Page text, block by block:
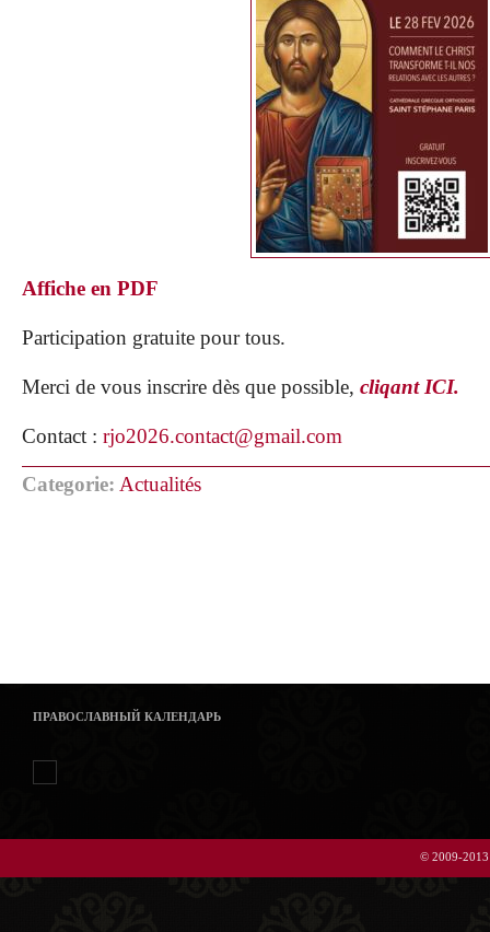
Affiche en PDF
Participation gratuite pour tous.
Merci de vous inscrire dès que possible, cliqant ICI.
Contact : rjo2026.contact@gmail.com
Categorie: Actualités
ПРАВОСЛАВНЫЙ КАЛЕНДАРЬ
© 2009-2013